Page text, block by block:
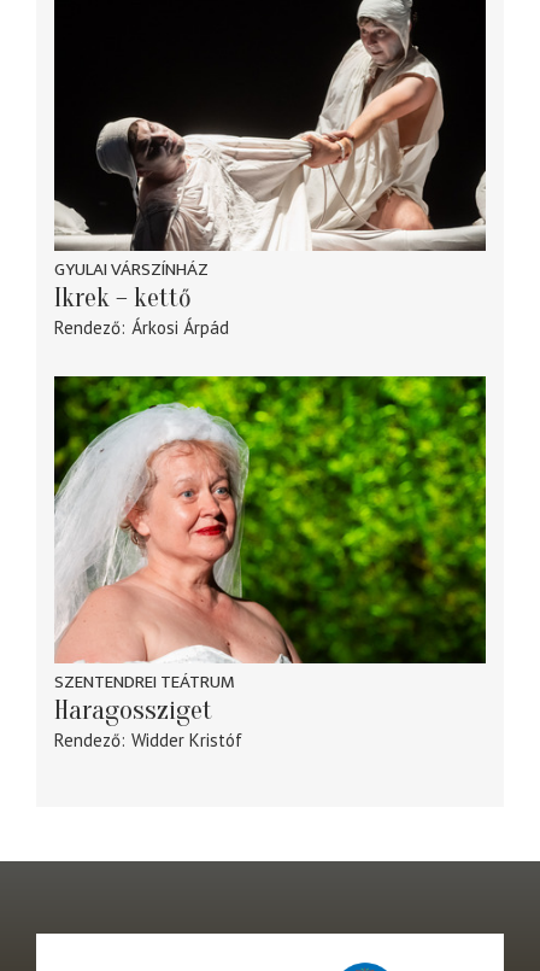
GYULAI VÁRSZÍNHÁZ
Ikrek – kettő
Rendező Árkosi Árpád
SZENTENDREI TEÁTRUM
Haragossziget
Rendező Widder Kristóf